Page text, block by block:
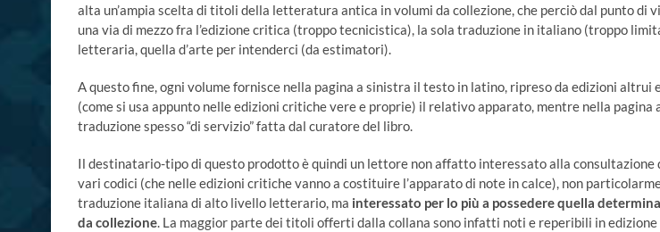
alta un’ampia scelta di titoli della letteratura antica in volumi da collezione, che perciò dal punto di
una via di mezzo fra l’edizione critica (troppo tecnicistica), la sola traduzione in italiano (troppo
letteraria, quella d’arte per intenderci (da estimatori).
A questo fine, ogni volume fornisce nella pagina a sinistra il testo in latino, ripreso da edizioni altrui
(come si usa appunto nelle edizioni critiche vere e proprie) il relativo apparato, mentre nella pagina a
traduzione spesso “di servizio” fatta dal curatore del libro.
Il destinatario-tipo di questo prodotto è quindi un lettore non affatto interessato alla
vari codici (che nelle edizioni critiche vanno a costituire l’apparato di note in calce), non
traduzione italiana di alto livello letterario, ma interessato per lo più a possedere quella
da collezione. La maggior parte dei titoli offerti dalla collana sono infatti noti e reperibili in edizione